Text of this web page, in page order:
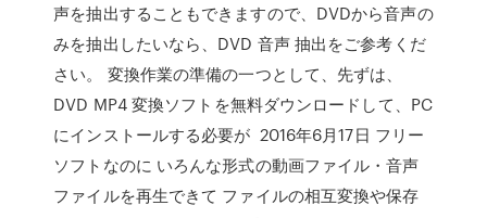
声を抽出することもできますので、DVDから音声の
みを抽出したいなら、DVD 音声 抽出をご参考くだ
さい。 変換作業の準備の一つとして、先ずは、
DVD MP4 変換ソフトを無料ダウンロードして、PC
にインストールする必要が 2016年6月17日 フリー
ソフトなのに いろんな形式の動画ファイル・音声
ファイルを再生できて ファイルの相互変換や保存